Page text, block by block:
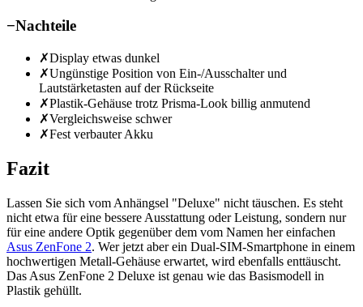
−Nachteile
✗Display etwas dunkel
✗Ungünstige Position von Ein-/Ausschalter und
Lautstärketasten auf der Rückseite
✗Plastik-Gehäuse trotz Prisma-Look billig anmutend
✗Vergleichsweise schwer
✗Fest verbauter Akku
Fazit
Lassen Sie sich vom Anhängsel "Deluxe" nicht täuschen. Es steht
nicht etwa für eine bessere Ausstattung oder Leistung, sondern nur
für eine andere Optik gegenüber dem vom Namen her einfachen
Asus ZenFone 2. Wer jetzt aber ein Dual-SIM-Smartphone in einem
hochwertigen Metall-Gehäuse erwartet, wird ebenfalls enttäuscht.
Das Asus ZenFone 2 Deluxe ist genau wie das Basismodell in
Plastik gehüllt.